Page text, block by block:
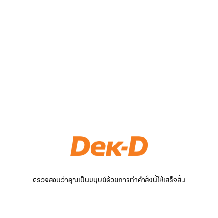
ตรวจสอบว่าคุณเป็นมนุษย์ด้วยการทำคำสั่งนี้ให้เสร็จสิ้น